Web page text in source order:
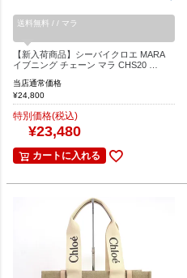
送料無料 / / マラ
【新入荷商品】シーバイクロエ MARA
イブニング チェーン マラ CHS20 …
当店通常価格
¥24,800
特別価格(税込)
¥23,480
カートに入れる